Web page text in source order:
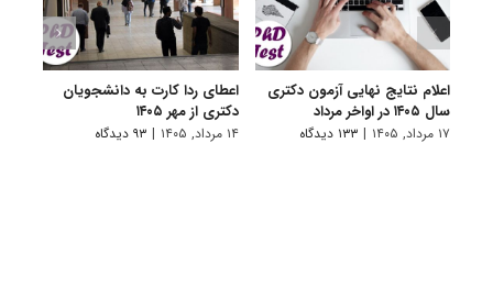
اعلام نتایج نهایی آزمون دکتری
سال ۱۴۰۵ در اواخر مرداد
۱۷ مرداد, ۱۴۰۵ | ۱۳۳ دیدگاه
اعطای ردا کارت به دانشجویان
دکتری از مهر ۱۴۰۵
۱۴ مرداد, ۱۴۰۵ | ۹۳ دیدگاه